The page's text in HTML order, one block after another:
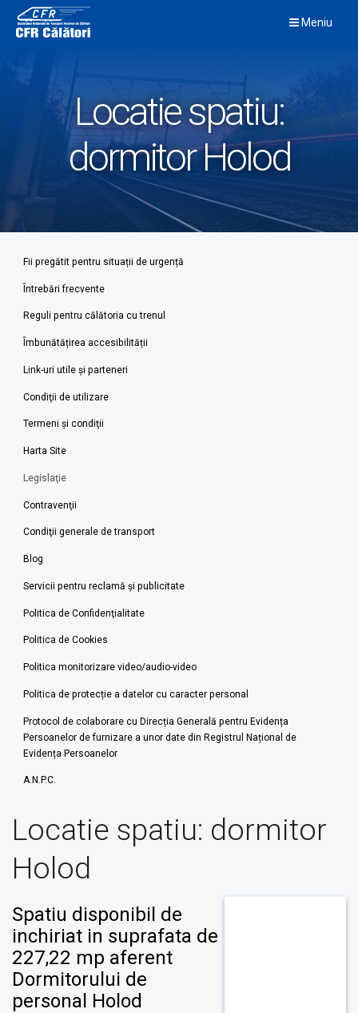
content
Meniu
Locatie spatiu:
dormitor Holod
Fii pregătit pentru situații de urgență
Întrebări frecvente
Reguli pentru călătoria cu trenul
Îmbunătățirea accesibilității
Link-uri utile şi parteneri
Condiţii de utilizare
Termeni şi condiţii
Harta Site
Legislaţie
Contravenţii
Condiţii generale de transport
Blog
Servicii pentru reclamă și publicitate
Politica de Confidenţialitate
Politica de Cookies
Politica monitorizare video/audio-video
Politica de protecție a datelor cu caracter personal
Protocol de colaborare cu Direcția Generală pentru Evidența
Persoanelor de furnizare a unor date din Registrul Național de
Evidența Persoanelor
A.N.P.C.
Locatie spatiu: dormitor
Holod
Spatiu disponibil de
inchiriat in suprafata de
227,22 mp aferent
Dormitorului de
personal Holod